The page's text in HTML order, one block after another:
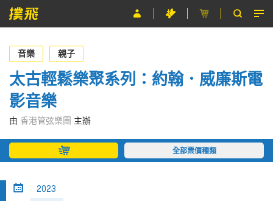
節目
主辦單位
關於撲飛
條款及細則
EN
音樂 親子
太古輕鬆樂聚系列：約翰．威廉斯電
影音樂
由 香港管弦樂團 主辦
全部票價種類
2023